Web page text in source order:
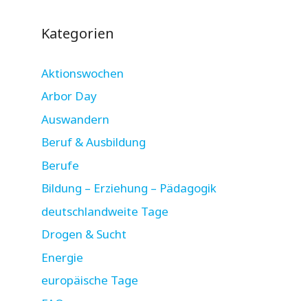
Kategorien
Aktionswochen
Arbor Day
Auswandern
Beruf & Ausbildung
Berufe
Bildung – Erziehung – Pädagogik
deutschlandweite Tage
Drogen & Sucht
Energie
europäische Tage